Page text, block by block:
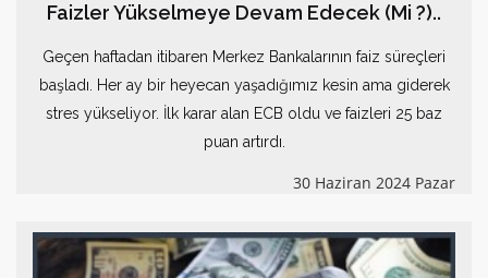
Faizler Yükselmeye Devam Edecek (Mi ?)..
Geçen haftadan itibaren Merkez Bankalarının faiz süreçleri
başladı. Her ay bir heyecan yaşadığımız kesin ama giderek
stres yükseliyor. İlk karar alan ECB oldu ve faizleri 25 baz
puan artırdı.
30 Haziran 2024 Pazar